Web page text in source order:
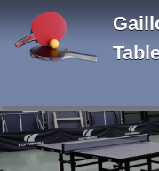
Panneau de gestion des